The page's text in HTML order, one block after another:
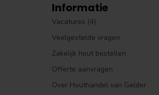
Informatie
Vacatures (4)
Veelgestelde vragen
Zakelijk hout bestellen
Offerte aanvragen
Over Houthandel van Gelder